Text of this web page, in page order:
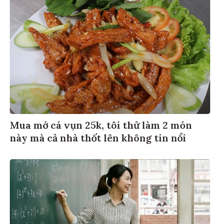
Mua mớ cá vụn 25k, tôi thử làm 2 món
này mà cả nhà thốt lên không tin nổi